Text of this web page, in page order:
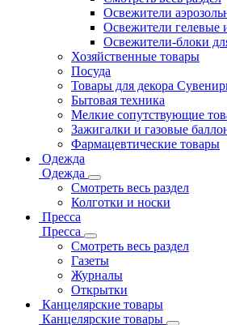
Освежители
Освежители гелевые
Освежители-блоки
Хозяйственные товары
Посуда
Товары для декора
Бытовая техника
Мелкие сопутствующие
Зажигалки и газовые
Фармацевтические товары
Одежда
Одежда
Смотреть весь раздел
Колготки и носки
Пресса
Пресса
Смотреть весь раздел
Газеты
Журналы
Открытки
Канцелярские товары
Канцелярские товары